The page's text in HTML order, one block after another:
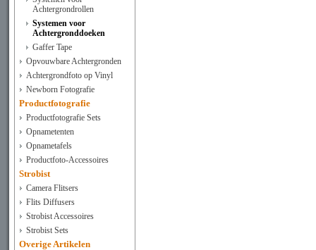
Achtergrondrollen
Systemen voor
Achtergronddoeken
Gaffer Tape
Opvouwbare Achtergronden
Achtergrondfoto op Vinyl
Newborn Fotografie
Productfotografie
Productfotografie Sets
Opnametenten
Opnametafels
Productfoto-Accessoires
Strobist
Camera Flitsers
Flits Diffusers
Strobist Accessoires
Strobist Sets
Overige Artikelen